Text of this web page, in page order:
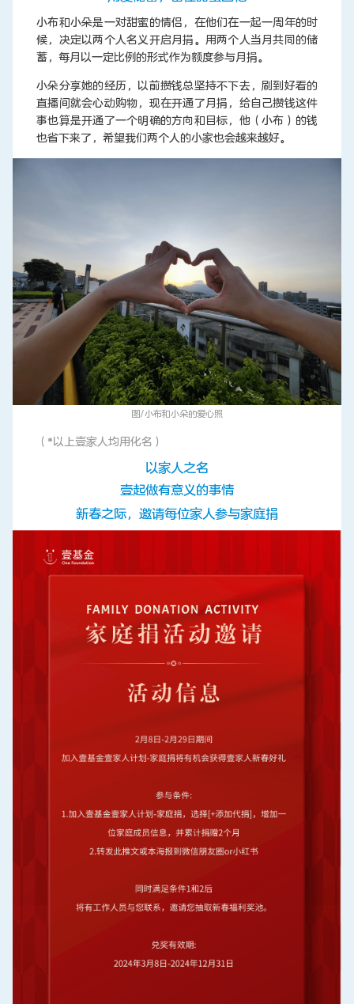
小布和小朵是一对甜蜜的情侣，在他们在一起一周年的时
候，决定以两个人名义开启月捐。用两个人当月共同的储
蓄，每月以一定比例的形式作为额度参与月捐。
小朵分享她的经历，以前攒钱总坚持不下去，刷到好看的
直播间就会心动购物，现在开通了月捐，给自己攒钱这件
事也算是开通了一个明确的方向和目标，他（小布）的钱
也省下来了，希望我们两个人的小家也会越来越好。
图/小布和小朵的爱心照
（*以上壹家人均用化名）
以家人之名
壹起做有意义的事情
新春之际，邀请每位家人参与家庭捐